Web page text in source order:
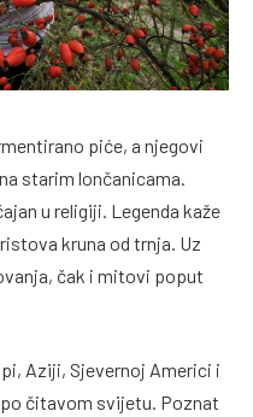
piće, a njegovi
starim lončanicama.
u religiji. Legenda kaže
kruna od trnja. Uz
čak i mitovi poput
Aziji, Sjevernoj Americi i
čitavom svijetu. Poznat